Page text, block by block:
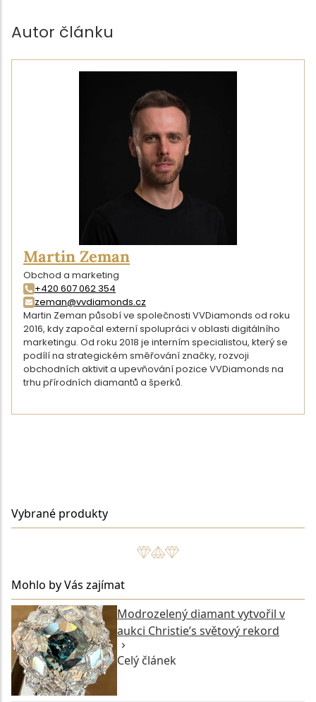
Autor článku
Martin Zeman
Obchod a marketing
+420 607 062 354
zeman@vvdiamonds.cz
Martin Zeman působí ve společnosti VVDiamonds od roku
2016, kdy započal externí spolupráci v oblasti digitálního
marketingu. Od roku 2018 je interním specialistou, který se
podílí na strategickém směřování značky, rozvoji
obchodních aktivit a upevňování pozice VVDiamonds na
trhu přírodních diamantů a šperků.
Vybrané produkty
Mohlo by Vás zajímat
Modrozelený diamant vytvořil v
aukci Christie’s světový rekord
Celý článek